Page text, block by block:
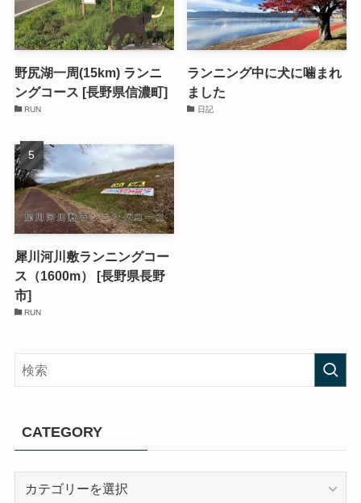
野尻湖一周(15km) ランニ
ングコース [長野県信濃町]
RUN
ランニング中に犬に噛まれ
ました
日記
犀川河川敷ランニングコー
ス（1600m） [長野県長野
市]
RUN
CATEGORY
CATEGORY